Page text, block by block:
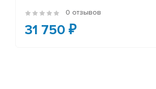
0 отзывов
31 750 ₽